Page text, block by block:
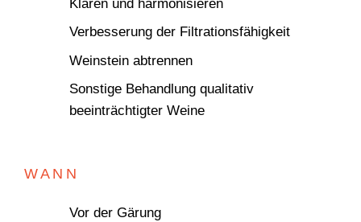
Klären und harmonisieren
Verbesserung der Filtrationsfähigkeit
Weinstein abtrennen
Sonstige Behandlung qualitativ
beeinträchtigter Weine
WANN
Vor der Gärung